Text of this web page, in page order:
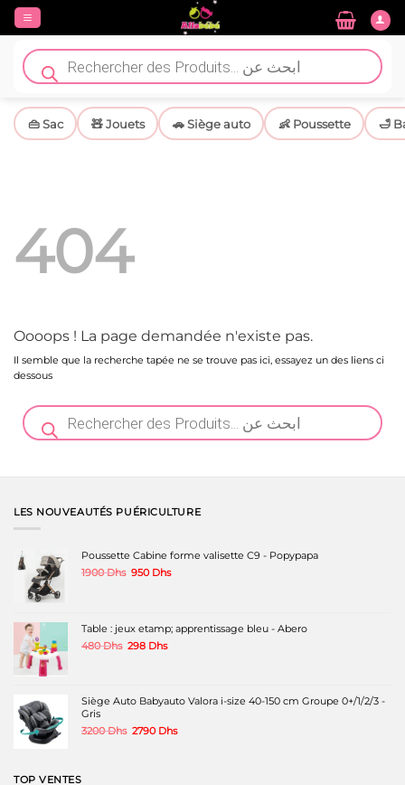
Passer
contenu
Recherche
de
produits
👜 Sac 🧸 Jouets 🚗 Siège auto 👶 Poussette 🛁
404
Oooops ! La page demandée n'existe pas.
Il semble que la recherche tapée ne se trouve pas ici, essayez un des liens ci
dessous
Recherche
de
produits
LES NOUVEAUTÉS PUÉRICULTURE
Poussette Cabine forme valisette C9 - Popypapa
1900Dhs Le
950 DhsLe
Table : jeux etamp; apprentissage bleu - Abero
480Dhs Le
480 Dhs.
298 DhsLe
298 Dhs.
Siège Auto Babyauto Valora i-size 40-150 cm Groupe 0+/1/2/3 -
Gris
3200Dhs Le
2790 DhsLe
TOP VENTES